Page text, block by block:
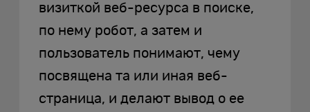
визиткой веб-ресурса в поиске,
по нему робот, а затем и
пользователь понимают, чему
посвящена та или иная веб-
страница, и делают вывод о ее